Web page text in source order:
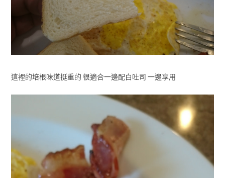
這裡的培根味道挺重的 很適合一邊配白吐司 一邊享用